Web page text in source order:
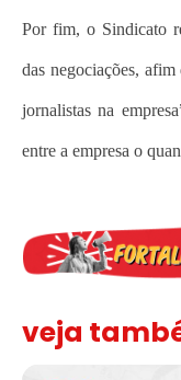
Por fim, o Sindicato
das negociações,
jornalistas na
entre a empresa o
veja
Assinada nova CCT